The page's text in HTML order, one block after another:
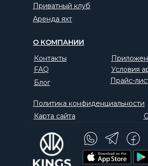
Блог
FAQ Условия
О КОМПАНИИ
Карта сайта
Политика конфиденциальности
Контакты
Прайс-
Приватный клуб
Аренда яхт